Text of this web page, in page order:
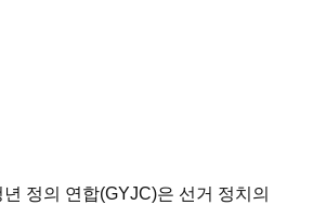
정의 연합(GYJC)은 선거 정치의